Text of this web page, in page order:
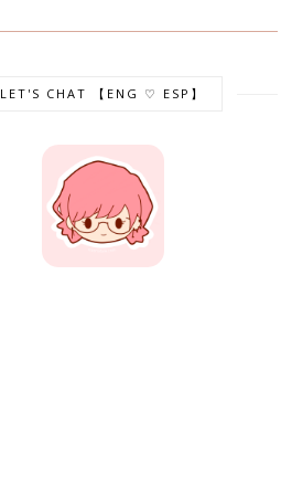
LET'S CHAT 【ENG ♡ ESP】